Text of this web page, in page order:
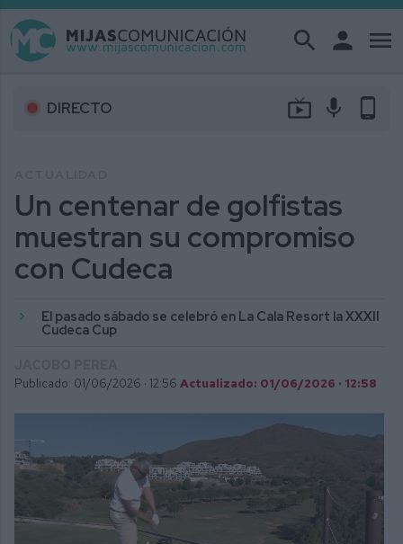
search person menu
DIRECTO live_tv mic phone_android
Un centenar de golfistas
muestran su compromiso
con Cudeca
El pasado sábado se celebró en La Cala Resort la XXXII
Cudeca Cup
Publicado: 01/06/2026 · 12:56 Actualizado: 01/06/2026 · 12:58